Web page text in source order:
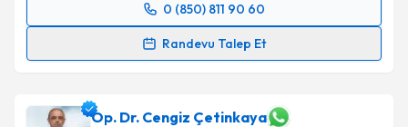
Takvim Talebini Gönder
0 (850) 811 90 60
Randevu Talep Et
Randevu Takvimi Talebi
takvim hazırlandığında e-posta ile bilgilendireceğiz.
Op. Dr. Cengiz Çetinkaya